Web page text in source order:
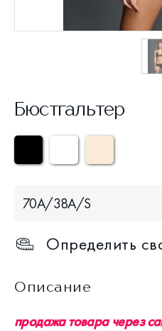
Бюстгальтер
70A/38A/S
Определить
Описание
продажа товара через